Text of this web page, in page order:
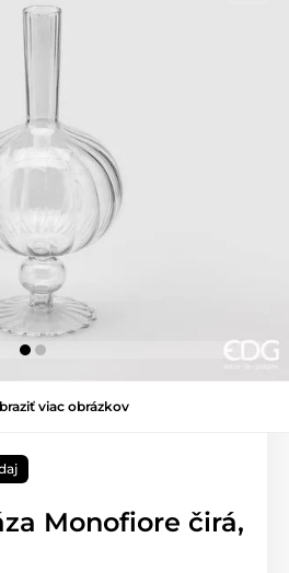
viac obrázkov
Monofiore čirá,